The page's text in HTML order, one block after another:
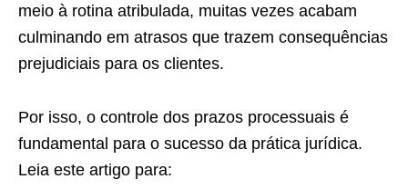
meio à rotina atribulada, muitas vezes acabam
culminando em atrasos que trazem consequências
prejudiciais para os clientes.
Por isso, o controle dos prazos processuais é
fundamental para o sucesso da prática jurídica.
Leia este artigo para: